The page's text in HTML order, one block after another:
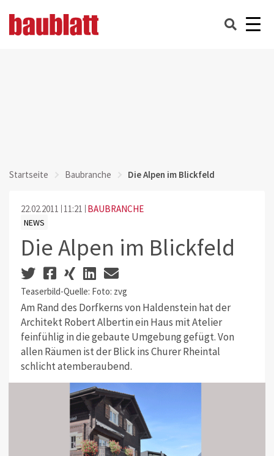
Startseite Baubranche Die Alpen im Blickfeld
22.02.2011 11:21 BAUBRANCHE
NEWS
Die Alpen im Blickfeld
Teaserbild-Quelle: Foto: zvg
Am Rand des Dorfkerns von Haldenstein hat der
Architekt Robert Albertin ein Haus mit Atelier
feinfühlig in die gebaute Umgebung gefügt. Von
allen Räumen ist der Blick ins Churer Rheintal
schlicht atemberaubend.